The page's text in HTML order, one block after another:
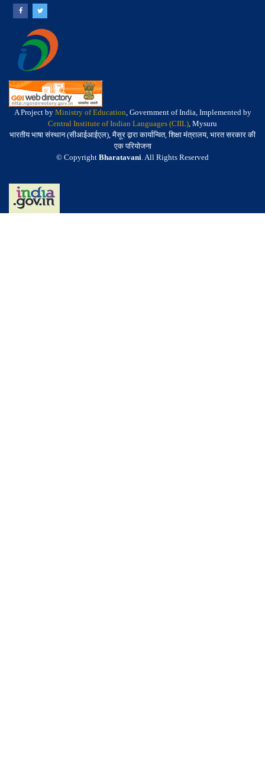
A Project by Ministry of Education, Government of India, Implemented by
Central Institute of Indian Languages (CIIL), Mysuru
भारतीय भाषा संस्थान (सीआईआईएल), मैसूर द्वारा कार्यान्वित, शिक्षा मंत्रालय, भारत सरकार की
एक परियोजना
© Copyright Bharatavani. All Rights Reserved